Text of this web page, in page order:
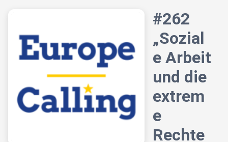
#262
„Sozial
e Arbeit
und die
extrem
e
Rechte